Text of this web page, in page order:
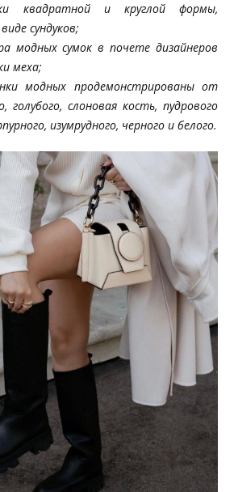
квадратной и круглой формы,
сундуков;
модных сумок в почете дизайнеров
меха;
модных продемонстрированы от
голубого, слоновая кость, пудрового
изумрудного, черного и белого.